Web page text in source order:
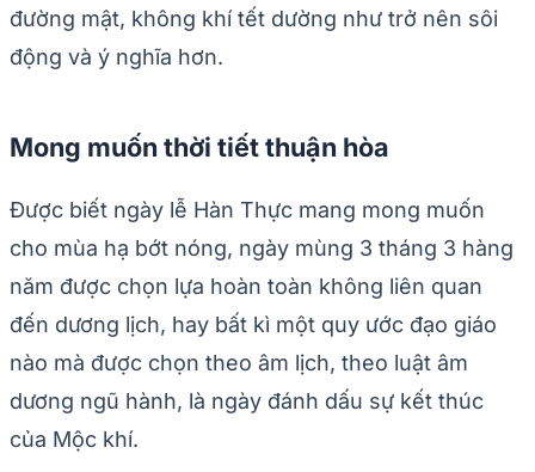
đường mật, không khí tết dường như trở nên sôi
động và ý nghĩa hơn.
Mong muốn thời tiết thuận hòa
Được biết ngày lễ Hàn Thực mang mong muốn
cho mùa hạ bớt nóng, ngày mùng 3 tháng 3 hàng
năm được chọn lựa hoàn toàn không liên quan
đến dương lịch, hay bất kì một quy ước đạo giáo
nào mà được chọn theo âm lịch, theo luật âm
dương ngũ hành, là ngày đánh dấu sự kết thúc
của Mộc khí.